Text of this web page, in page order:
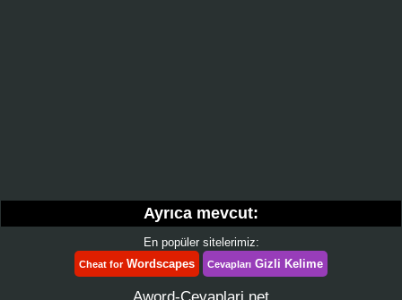
Ayrıca mevcut:
En popüler sitelerimiz:
Cheat forWordscapes Cevapları Gizli Kelime
Aword-Cevaplari.net